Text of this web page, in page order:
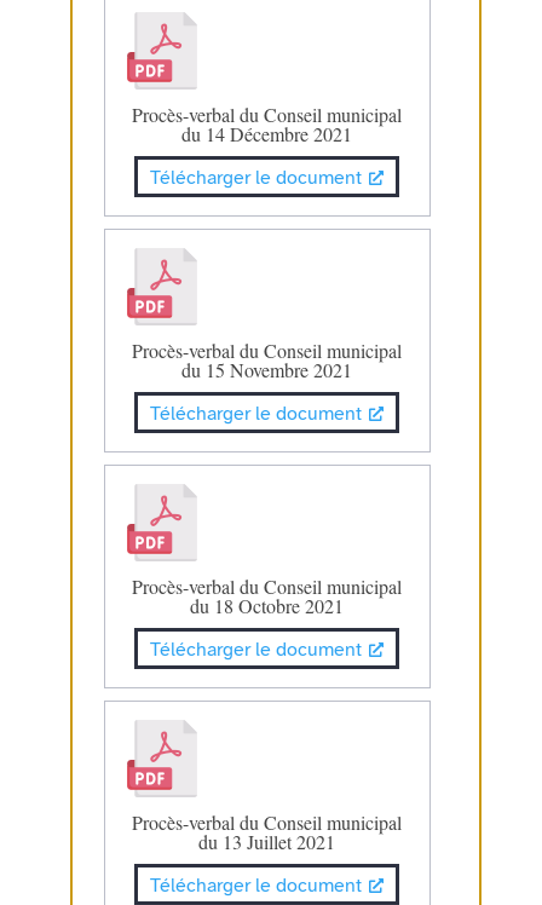
Procès-verbal du Conseil municipal
du 14 Décembre 2021
Télécharger le document
Procès-verbal du Conseil municipal
du 15 Novembre 2021
Télécharger le document
Procès-verbal du Conseil municipal
du 18 Octobre 2021
Télécharger le document
Procès-verbal du Conseil municipal
du 13 Juillet 2021
Télécharger le document